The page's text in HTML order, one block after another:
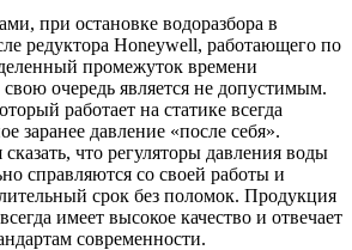
при остановке водоразбора в
редуктора Honeywell, работающего по
промежуток времени
очередь является не допустимым.
работает на статике всегда
заранее давление «после себя».
что регуляторы давления воды
справляются со своей работы и
срок без поломок. Продукция
имеет высокое качество и отвечает
современности.